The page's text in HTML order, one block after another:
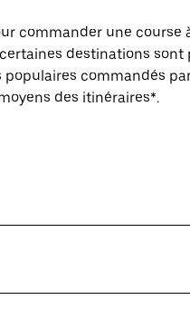
commander une course
destinations sont
commandés
des itinéraires*.